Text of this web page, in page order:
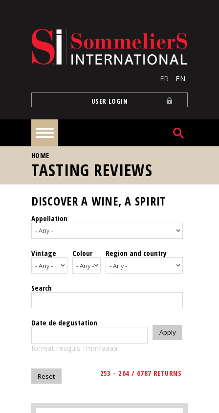
FR EN
USER LOGIN
Home
Our
events
Spirits
Tasting
reviews
The
magazine
Magazine
YOU ARE HERE
HOME
TASTING REVIEWS
DISCOVER A WINE, A SPIRIT
Appellation
Vintage Colour Region and country
Search
Date de degustation
format recquis : mm/aaaa
253 - 264 / 6787 RETURNS